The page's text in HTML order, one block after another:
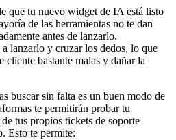
que tu nuevo widget de IA está listo
de las herramientas no te dan
antes de lanzarlo.
lanzarlo y cruzar los dedos, lo que
cliente bastante malas y dañar la
buscar sin falta es un buen modo de
te permitirán probar tu
tus propios tickets de soporte
Esto te permite: